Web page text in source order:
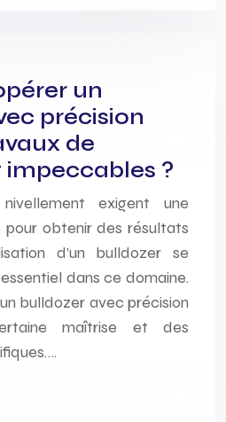
un
précision
de
?
exigent une
pour obtenir des résultats
d’un bulldozer se
dans ce domaine.
bulldozer avec précision
maîtrise et des